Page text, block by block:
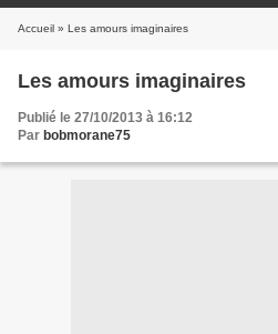
Accueil » Les amours imaginaires
Les amours imaginaires
Publié le 27/10/2013 à 16:12
Par bobmorane75